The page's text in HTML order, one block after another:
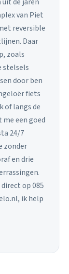
van Piet
reversible
Daar
zoals
stelsels
door ben
fiets
of langs de
een goed
24/7
zonder
en drie
op 085
ik help